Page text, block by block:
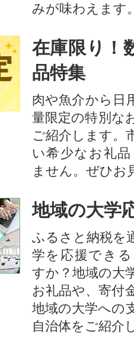
みが味わえます
在庫限り！
品特集
肉や魚介から日
量限定の特別な
ご紹介します。
い希少なお礼
ません。ぜひお
地域の大学
ふるさと納税を
学を応援でき
すか？地域の大
お礼品や、寄付
地域の大学への
自治体をご紹介